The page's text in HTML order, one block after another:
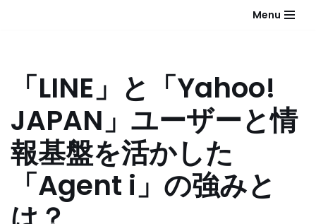
へ
ス
キ
Menu
「LINE」と「Yahoo!
JAPAN」ユーザーと情
報基盤を活かした
「Agent i」の強みと